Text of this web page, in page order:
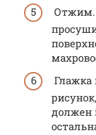
Отжим.
Глажка
должен